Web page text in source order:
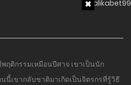
ติกรรมเหมือนปีศาจ เขาเป็นนัก
เขากลับชาติมาเกิดเป็นจิตรกรที่รู้วิธี